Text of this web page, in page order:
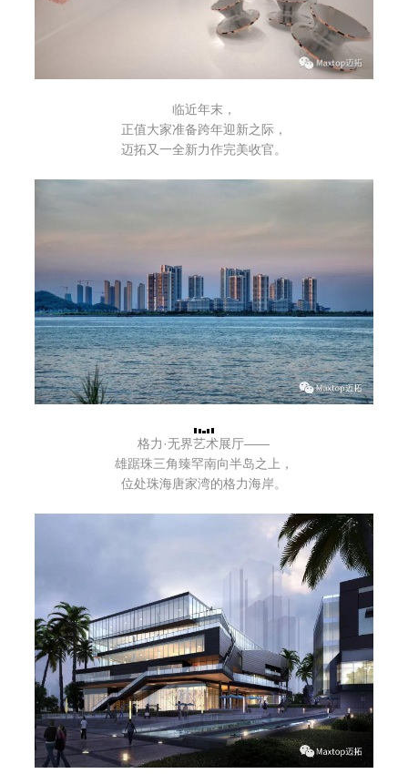
临近年末，
正值大家准备跨年迎新之际，
迈拓又一全新力作完美收官。
格力·无界艺术展厅——
雄踞珠三角臻罕南向半岛之上，
位处珠海唐家湾的格力海岸。